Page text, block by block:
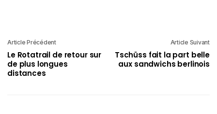
Article Précédent
Le Rotatrail de retour sur
de plus longues
distances
Article Suivant
Tschüss fait la part belle
aux sandwichs berlinois